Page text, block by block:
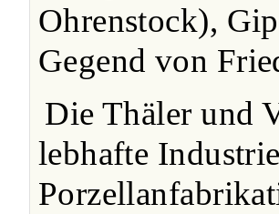
Ohrenstock),
Gegend von
Die Thäler und
lebhafte